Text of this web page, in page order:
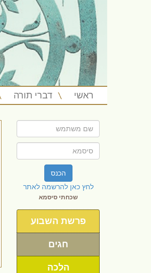
ראשי דברי תורה
הכנס
לחץ כאן להרשמה לאתר
שכחתי סיסמא
פרשת השבוע
חגים
הלכה